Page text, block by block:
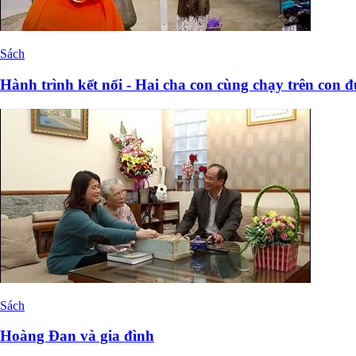
Sách
Hành trình kết nối - Hai cha con cùng chạy trên con
Sách
Hoàng Đan và gia đình